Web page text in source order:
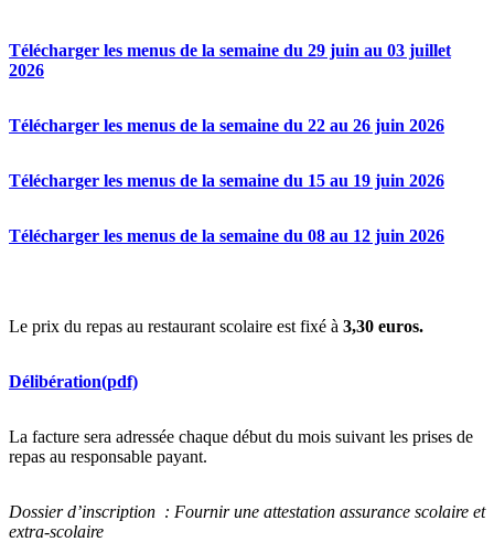
Télécharger les menus de la semaine du 29 juin au 03 juillet
2026
Télécharger les menus de la semaine du 22 au 26 juin 2026
Télécharger les menus de la semaine du 15 au 19 juin 2026
Télécharger les menus de la semaine du 08 au 12 juin 2026
Le prix du repas au restaurant scolaire est fixé à 3,30 euros.
Délibération(pdf)
La facture sera adressée chaque début du mois suivant les prises de
repas au responsable payant.
Dossier d’inscription : Fournir une attestation assurance scolaire et
extra-scolaire